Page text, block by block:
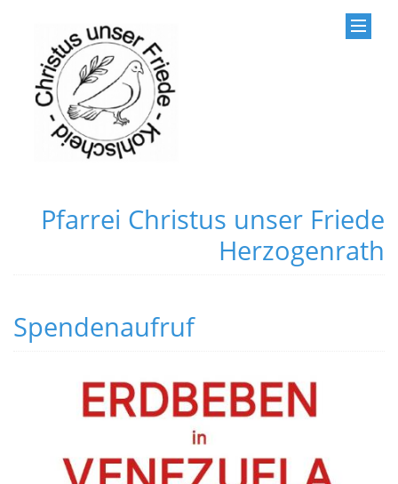
Pfarrei Christus unser Friede
Herzogenrath
Spendenaufruf